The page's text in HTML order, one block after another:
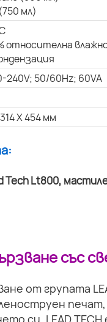
мл)
относителна
240V; 50/60Hz; 60VA
X 454 мм
със
от групата